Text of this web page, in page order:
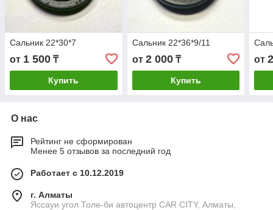
Сальник 22*30*7
от 1 500 ₸
Купить
Сальник 22*36*9/11
от 2 000₸
Купить
от
О нас
Рейтинг не сформирован
Менее 5 отзывов за последний год
Работает с 10.12.2019
г. Алматы
Яссауи угол Толе-би автоцентр CAR CITY, Алматы,